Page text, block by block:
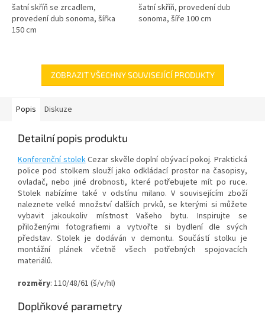
šatní skříň se zrcadlem,
provedení dub sonoma, šířka
150 cm
šatní skříň, provedení dub
sonoma, šíře 100 cm
ZOBRAZIT VŠECHNY SOUVISEJÍCÍ PRODUKTY
Popis Diskuze
Detailní popis produktu
Konferenční stolekCezar skvěle doplní obývací pokoj. Praktická
police pod stolkem slouží jako odkládací prostor na časopisy,
ovladač, nebo jiné drobnosti, které potřebujete mít po ruce.
Stolek nabízíme také v odstínu milano. V souvisejícím zboží
naleznete velké množství dalších prvků, se kterými si můžete
vybavit jakoukoliv místnost Vašeho bytu.
Inspirujte se
přiloženými fotografiemi a vytvořte si bydlení dle svých
představ. Stolek je dodáván v demontu. Součástí stolku je
montážní plánek včetně všech potřebných spojovacích
materiálů.
rozměry: 110/48/61 (š/v/hl)
Doplňkové parametry